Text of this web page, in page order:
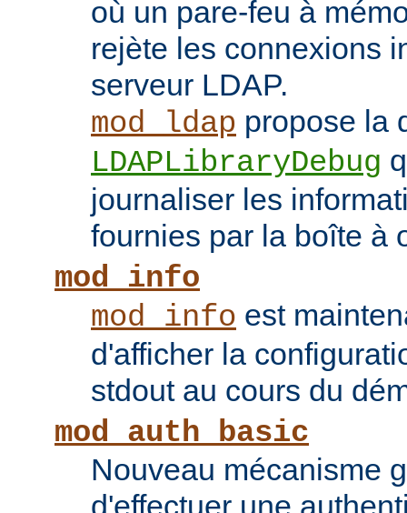
où un pare-feu à
rejète les connexions
serveur LDAP.
mod_ldap propose la
LDAPLibraryDebug
journaliser les
fournies par la boîte à
mod_info
mod_info est
d'afficher la
stdout au cours du
mod_auth_basic
Nouveau mécanisme